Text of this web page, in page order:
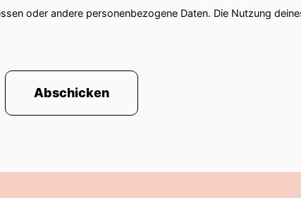
oder andere personenbezogene Daten. Die Nutzung
Abschicken